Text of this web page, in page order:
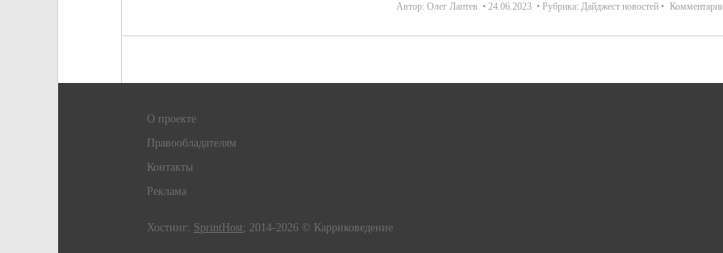
Автор: Олег Лаптев 24.06.2023 Рубрика: Дайджест новостей
О проекте
Правообладателям
Контакты
Реклама
Хостинг: SprintHost; 2014-2026 © Карриковедение